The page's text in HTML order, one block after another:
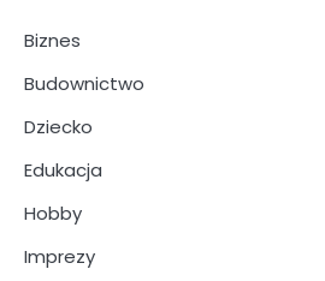
Biznes
Budownictwo
Dziecko
Edukacja
Hobby
Imprezy